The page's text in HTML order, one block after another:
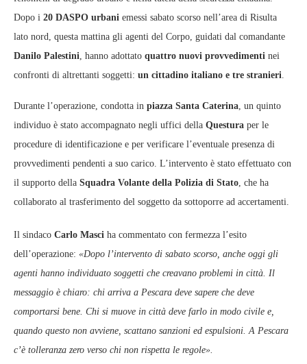
Dopo i 20 DASPO urbani emessi sabato scorso nell’area di Risulta
lato nord, questa mattina gli agenti del Corpo, guidati dal comandante
Danilo Palestini, hanno adottato quattro nuovi provvedimenti nei
confronti di altrettanti soggetti: un cittadino italiano e tre stranieri.
Durante l’operazione, condotta in piazza Santa Caterina, un quinto
individuo è stato accompagnato negli uffici della Questura per le
procedure di identificazione e per verificare l’eventuale presenza di
provvedimenti pendenti a suo carico. L’intervento è stato effettuato con
il supporto della Squadra Volante della Polizia di Stato, che ha
collaborato al trasferimento del soggetto da sottoporre ad accertamenti.
Il sindaco Carlo Masci ha commentato con fermezza l’esito
dell’operazione: «Dopo l’intervento di sabato scorso, anche oggi gli
agenti hanno individuato soggetti che creavano problemi in città. Il
messaggio è chiaro: chi arriva a Pescara deve sapere che deve
comportarsi bene. Chi si muove in città deve farlo in modo civile e,
quando questo non avviene, scattano sanzioni ed espulsioni. A Pescara
c’è tolleranza zero verso chi non rispetta le regole».